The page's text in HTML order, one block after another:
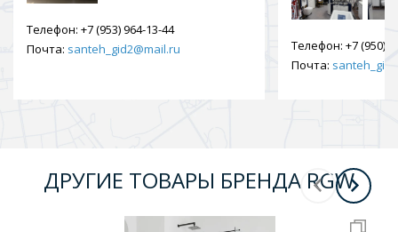
Телефон: +7 (953) 964-13-44
Почта: santeh_gid2@mail.ru Телефон: +7 (950)
Почта:
ДРУГИЕ ТОВАРЫ БРЕНДА RGW